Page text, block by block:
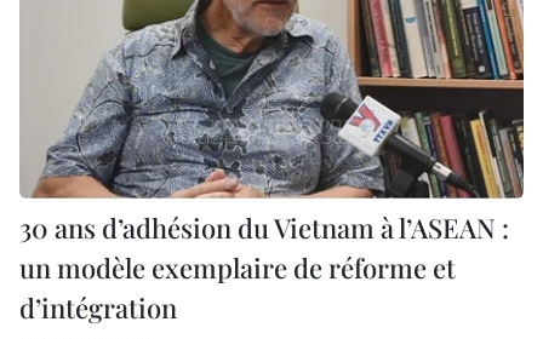
30 ans d’adhésion du Vietnam à l’ASEAN :
un modèle exemplaire de réforme et
d’intégration